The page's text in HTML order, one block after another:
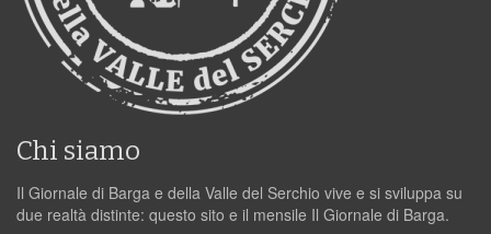
Chi siamo
Il Giornale di Barga e della Valle del Serchio vive e si sviluppa su
due realtà distinte: questo sito e il mensile Il Giornale di Barga.